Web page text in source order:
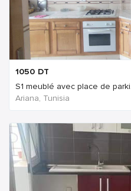
1050 DT
S1 meublé avec place de
Ariana, Tunisia